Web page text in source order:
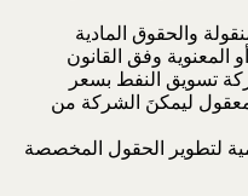
والحقوق المادية
المعنوية وفق القانون
تسويق النفط بسعر
معقول ليمكنَ الشركة من
لتطوير الحقول المخصصة